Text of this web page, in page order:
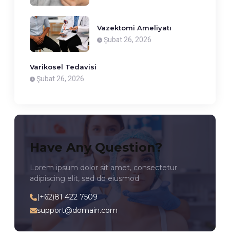
Vazektomi Ameliyatı
Şubat 26, 2026
Varikosel Tedavisi
Şubat 26, 2026
Have Any Question?
Lorem ipsum dolor sit amet, consectetur
adipiscing elit, sed do eiusmod
(+62)81 422 7509
support@domain.com